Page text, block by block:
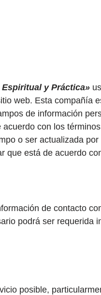
Espiritual y Práctica»
web. Esta compañía
de información
con los
o ser actualizada por
que está de acuerdo
de contacto
podrá ser requerida
posible,